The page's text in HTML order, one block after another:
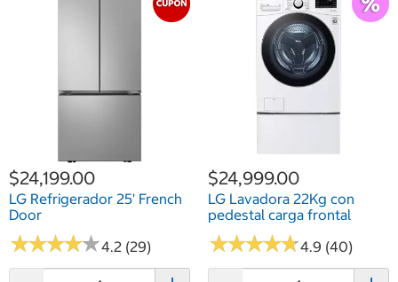
$24,199.00
LG Refrigerador 25' French
Door
★★★★★
★★★★★4.2 (29)
$24,999.00
LG Lavadora 22Kg con
pedestal carga frontal
★★★★★
★★★★★4.9 (40)